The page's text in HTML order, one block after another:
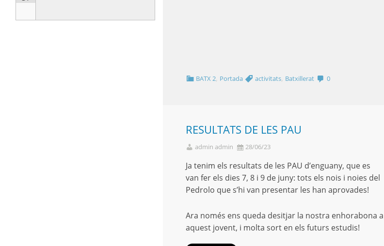
BATX 2, Portada activitats, Batxillerat 0
RESULTATS DE LES PAU
admin admin 28/06/23
Ja tenim els resultats de les PAU d’enguany, que es
van fer els dies 7, 8 i 9 de juny: tots els nois i noies del
Pedrolo que s’hi van presentar les han aprovades!
Ara només ens queda desitjar la nostra enhorabona a
aquest jovent, i molta sort en els futurs estudis!